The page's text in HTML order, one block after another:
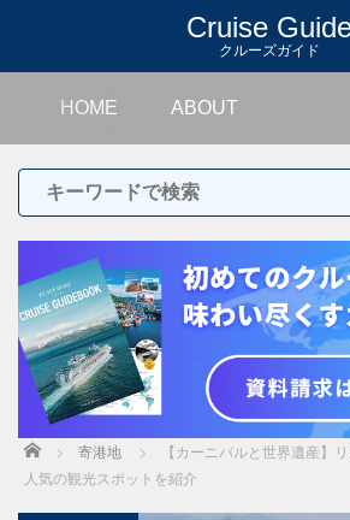
Cruise
クルーズガイド
HOME ABOUT
Home 寄港地
【カーニバルと世界遺産】
人気の観光スポットを紹介